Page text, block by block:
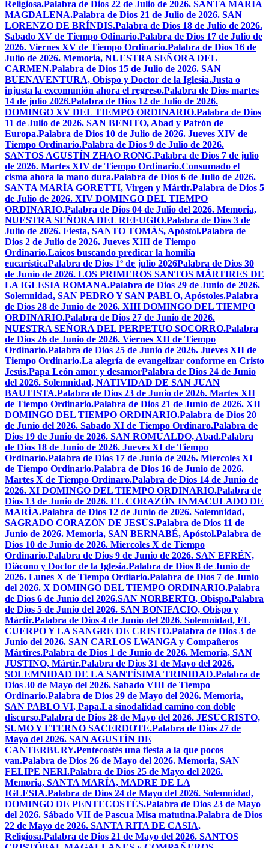
Religiosa.Palabra de Dios 22 de Julio de 2026. SANTA MARÍA
MAGDALENA.Palabra de Dios 21 de Julio de 2026. SAN
LORENZO DE BRÍNDIS.Palabra de Dios 18 de Julio de 2026.
Sabado XV de Tiempo Odinario.Palabra de Dios 17 de Julio de
2026. Viernes XV de Tiempo Ordinario.Palabra de Dios 16 de
Julio de 2026. Memoria, NUESTRA SEÑORA DEL
CARMEN.Palabra de Dios 15 de Julio de 2026. SAN
BUENAVENTURA, Obispo y Doctor de la Iglesia.Justa o
injusta la excomunión ahora el regreso.Palabra de Dios martes
14 de julio 2026.Palabra de Dios 12 de Julio de 2026.
DOMINGO XV DEL TIEMPO ORDINARIO.Palabra de Dios
11 de Julio de 2026. SAN BENITO, Abad y Patrón de
Europa.Palabra de Dios 10 de Julio de 2026. Jueves XIV de
Tiempo Ordinario.Palabra de Dios 9 de Julio de 2026.
SANTOS AGUSTÍN ZHAO RONG.Palabra de Dios 7 de julio
de 2026. Martes XIV de Tiempo Ordinario.Consumado el
cisma ahora la mano dura.Palabra de Dios 6 de Julio de 2026.
SANTA MARÍA GORETTI, Virgen y Mártir.Palabra de Dios 5
de Julio de 2026. XIV DOMINGO DEL TIEMPO
ORDINARIO.Palabra de Dios 04 de Julio del 2026. Memoria,
NUESTRA SEÑORA DEL REFUGIO.Palabra de Dios 3 de
Julio de 2026. Fiesta, SANTO TOMÁS, Apóstol.Palabra de
Dios 2 de Julio de 2026. Jueves XIII de Tiempo
Ordinario.Laicos buscando predicar la homilía
eucarísticaPalabra de Dios 1º de julio 2026Palabra de Dios 30
de Junio de 2026. LOS PRIMEROS SANTOS MÁRTIRES DE
LA IGLESIA ROMANA.Palabra de Dios 29 de Junio de 2026.
Solemnidad, SAN PEDRO Y SAN PABLO, Apóstoles.Palabra
de Dios 28 de Junio de 2026. XIII DOMINGO DEL TIEMPO
ORDINARIO.Palabra de Dios 27 de Junio de 2026.
NUESTRA SEÑORA DEL PERPETUO SOCORRO.Palabra
de Dios 26 de Junio de 2026. Viernes XII de Tiempo
Ordinario.Palabra de Dios 25 de Junio de 2026. Jueves XII de
Tiempo Ordinario.La alegría de evangelizar conforme en Cristo
Jesús.Papa León amor y desamorPalabra de Dios 24 de Junio
del 2026. Solemnidad, NATIVIDAD DE SAN JUAN
BAUTISTA.Palabra de Dios 23 de Junio de 2026. Martes XII
de Tiempo Ordinario.Palabra de Dios 21 de Junio de 2026. XII
DOMINGO DEL TIEMPO ORDINARIO.Palabra de Dios 20
de Junio del 2026. Sabado XI de Tiempo Ordinaro.Palabra de
Dios 19 de Junio de 2026. SAN ROMUALDO, Abad.Palabra
de Dios 18 de Junio de 2026. Jueves XI de Tiempo
Ordinario.Palabra de Dios 17 de Junio de 2026. Miercoles XI
de Tiempo Ordinario.Palabra de Dios 16 de Junio de 2026.
Martes X de Tiempo Ordinaro.Palabra de Dios 14 de Junio de
2026. XI DOMINGO DEL TIEMPO ORDINARIO.Palabra de
Dios 13 de Junio de 2026. EL CORAZÓN INMACULADO DE
MARÍA.Palabra de Dios 12 de Junio de 2026. Solemnidad,
SAGRADO CORAZÓN DE JESÚS.Palabra de Dios 11 de
Junio de 2026. Memoria, SAN BERNABÉ, Apóstol.Palabra de
Dios 10 de Junio de 2026. Miercoles X de Tiempo
Ordinario.Palabra de Dios 9 de Junio de 2026. SAN EFRÉN,
Diácono y Doctor de la Iglesia.Palabra de Dios 8 de Junio de
2026. Lunes X de Tiempo Ordiario.Palabra de Dios 7 de Junio
del 2026. X DOMINGO DEL TIEMPO ORDINARIO.Palabra
de Dios 6 de Junio del 2026.SAN NORBERTO, Obispo.Palabra
de Dios 5 de Junio del 2026. SAN BONIFACIO, Obispo y
Mártir.Palabra de Dios 4 de Junio del 2026. Solemnidad, EL
CUERPO Y LA SANGRE DE CRISTO.Palabra de Dios 3 de
Junio del 2026. SAN CARLOS LWANGA y Compañeros
Mártires.Palabra de Dios 1 de Junio de 2026. Memoria, SAN
JUSTINO, Mártir.Palabra de Dios 31 de Mayo del 2026.
SOLEMNIDAD DE LA SANTÍSIMA TRINIDAD.Palabra de
Dios 30 de Mayo del 2026. Sabado VIII de Tiempo
Ordinario.Palabra de Dios 29 de Mayo del 2026. Memoria,
SAN PABLO VI, Papa.La sinodalidad camino con doble
discurso.Palabra de Dios 28 de Mayo del 2026. JESUCRISTO,
SUMO Y ETERNO SACERDOTE.Palabra de Dios 27 de
Mayo del 2026. SAN AGUSTÍN DE
CANTERBURY.Pentecostés una fiesta a la que pocos
van.Palabra de Dios 26 de Mayo del 2026. Memoria, SAN
FELIPE NERI.Palabra de Dios 25 de Mayo del 2026.
Memoria, SANTA MARÍA, MADRE DE LA
IGLESIA.Palabra de Dios 24 de Mayo del 2026. Solemnidad,
DOMINGO DE PENTECOSTÉS.Palabra de Dios 23 de Mayo
del 2026. Sábado VII de Pascua Misa matutina.Palabra de Dios
22 de Mayo de 2026. SANTA RITA DE CASIA,
Religiosa.Palabra de Dios 21 de Mayo del 2026. SANTOS